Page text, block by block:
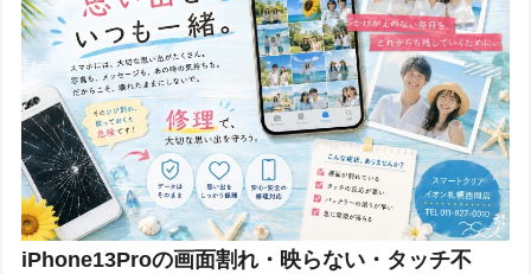
iPhone13Proの画面割れ・映らない・タッチ不